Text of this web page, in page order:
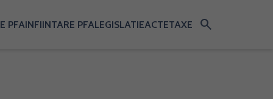
PFAINFIINTARE PFALEGISLATIEACTETAXE search